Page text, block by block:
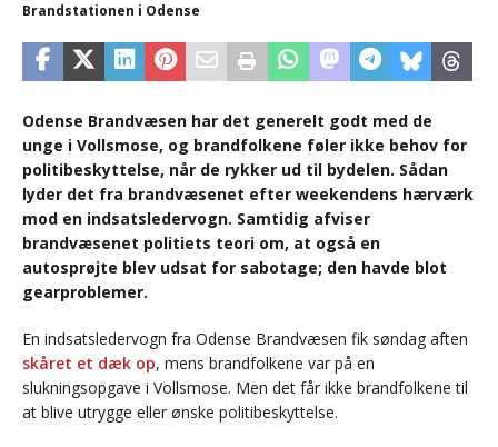
Brandstationen i Odense
Odense Brandvæsen har det generelt godt med de
unge i Vollsmose, og brandfolkene føler ikke behov for
politibeskyttelse, når de rykker ud til bydelen. Sådan
lyder det fra brandvæsenet efter weekendens hærværk
mod en indsatsledervogn. Samtidig afviser
brandvæsenet politiets teori om, at også en
autosprøjte blev udsat for sabotage; den havde blot
gearproblemer.
En indsatsledervogn fra Odense Brandvæsen fik søndag aften
skåret et dæk op, mens brandfolkene var på en
slukningsopgave i Vollsmose. Men det får ikke brandfolkene til
at blive utrygge eller ønske politibeskyttelse.